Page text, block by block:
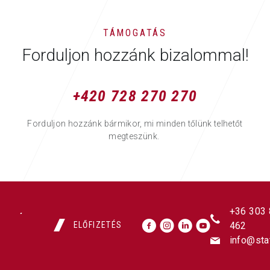
TÁMOGATÁS
Forduljon hozzánk bizalommal!
+420 728 270 270
Forduljon hozzánk bármikor, mi minden tőlünk telhetőt
megteszünk.
ELŐFIZETÉS
+36 303
462